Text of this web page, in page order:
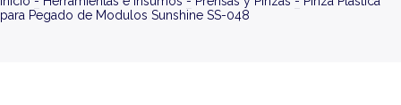
para Pegado de Modulos Sunshine SS-048